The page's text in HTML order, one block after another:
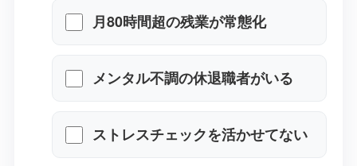
月80時間超の残業が常態化
メンタル不調の休退職者がいる
ストレスチェックを活かせてな
い